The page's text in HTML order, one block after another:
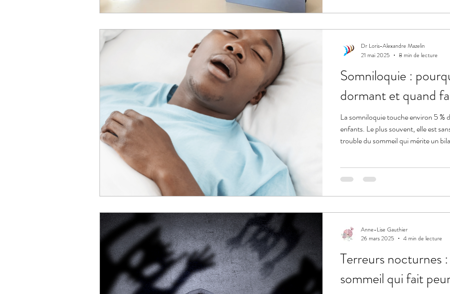
Somniloquie :
dormant et quand
La somniloquie touche environ 5 %
enfants. Le plus souvent, elle est
trouble du sommeil qui mérite un
Dr Loris-Alexandre Mazelin
21 mai 2025
8 min de lecture
Terreurs nocturnes
sommeil qui fait
Anne-Lise Gauthier
26 mars 2025
4 min de lecture